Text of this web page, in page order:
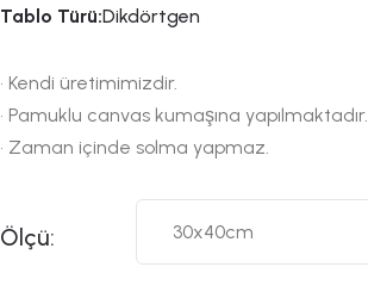
Tablo Türü:Dikdörtgen
• Kendi üretimimizdir.
• Pamuklu canvas kumaşına yapılmaktadır.
• Zaman içinde solma yapmaz.
Ölçü: